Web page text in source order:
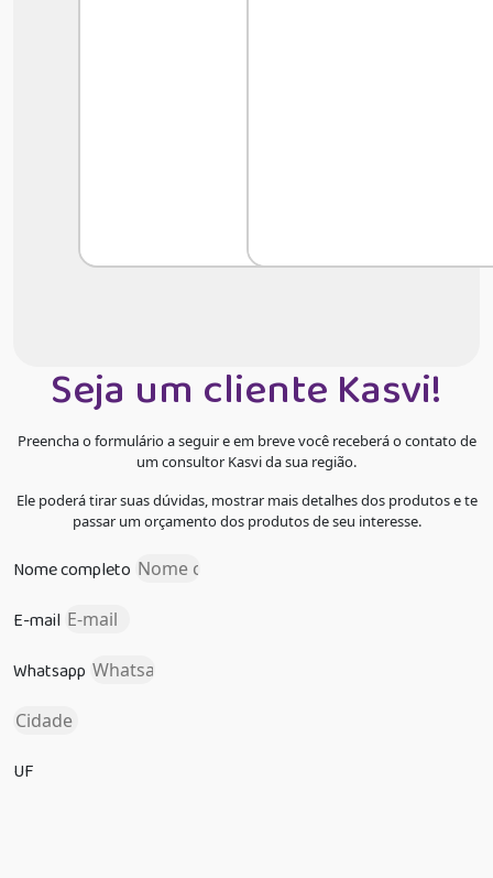
Seja um cliente Kasvi!
Preencha o formulário a seguir e em breve você receberá o contato de
um consultor Kasvi da sua região.
Ele poderá tirar suas dúvidas, mostrar mais detalhes dos produtos e te
passar um orçamento dos produtos de seu interesse.
Nome completo
E-mail
Whatsapp
UF